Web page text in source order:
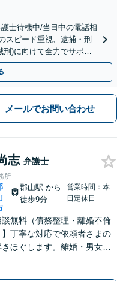
士待機中/当日中の電話相
スピード重視、逮捕・刑
)に向けて全力でサポー
メールでお問い合わせ
志 弁護士
所
郡山駅から
徒歩9分
営業時間：本
日定休日
談無料（債務整理・離婚不倫
】丁寧な対応で依頼者さまの
ほぐします。離婚・男女問